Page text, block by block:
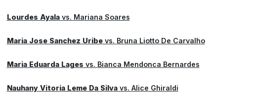
Lourdes Ayalavs. Mariana Soares
Maria Jose Sanchez Uribevs. Bruna Liotto De Carvalho
Maria Eduarda Lages vs. Bianca Mendonca Bernardes
Nauhany Vitoria Leme Da Silvavs. Alice Ghiraldi